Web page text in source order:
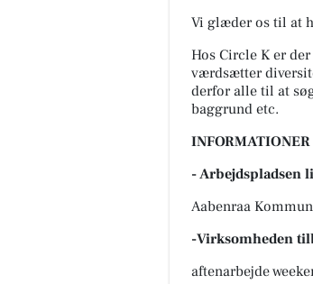
Vi glæder os til at
Hos Circle K er
værdsætter
derfor alle til at
baggrund etc.
- Arbejdspladsen
Aabenraa
-Virksomheden
aftenarbejde